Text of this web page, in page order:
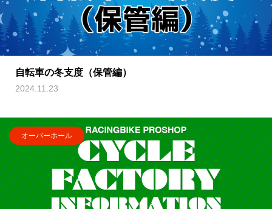
自転車の冬支度（保管編）
2024.11.23
オーバーホール